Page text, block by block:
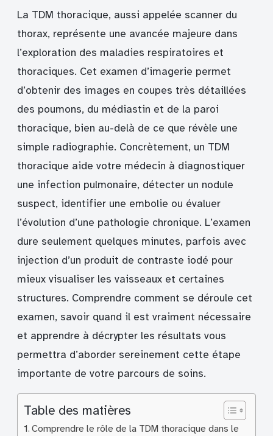
La TDM thoracique, aussi appelée scanner du
thorax, représente une avancée majeure dans
l’exploration des maladies respiratoires et
thoraciques. Cet examen d’imagerie permet
d’obtenir des images en coupes très détaillées
des poumons, du médiastin et de la paroi
thoracique, bien au-delà de ce que révèle une
simple radiographie. Concrètement, un TDM
thoracique aide votre médecin à diagnostiquer
une infection pulmonaire, détecter un nodule
suspect, identifier une embolie ou évaluer
l’évolution d’une pathologie chronique. L’examen
dure seulement quelques minutes, parfois avec
injection d’un produit de contraste iodé pour
mieux visualiser les vaisseaux et certaines
structures. Comprendre comment se déroule cet
examen, savoir quand il est vraiment nécessaire
et apprendre à décrypter les résultats vous
permettra d’aborder sereinement cette étape
importante de votre parcours de soins.
Table des matières
Comprendre le rôle de la TDM thoracique dans le